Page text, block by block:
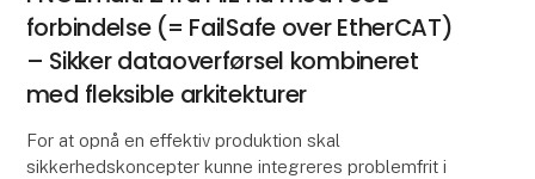
forbindelse (= FailSafe over EtherCAT)
– Sikker dataoverførsel kombineret
med fleksible arkitekturer
For at opnå en effektiv produktion skal
sikkerhedskoncepter kunne integreres problemfrit i